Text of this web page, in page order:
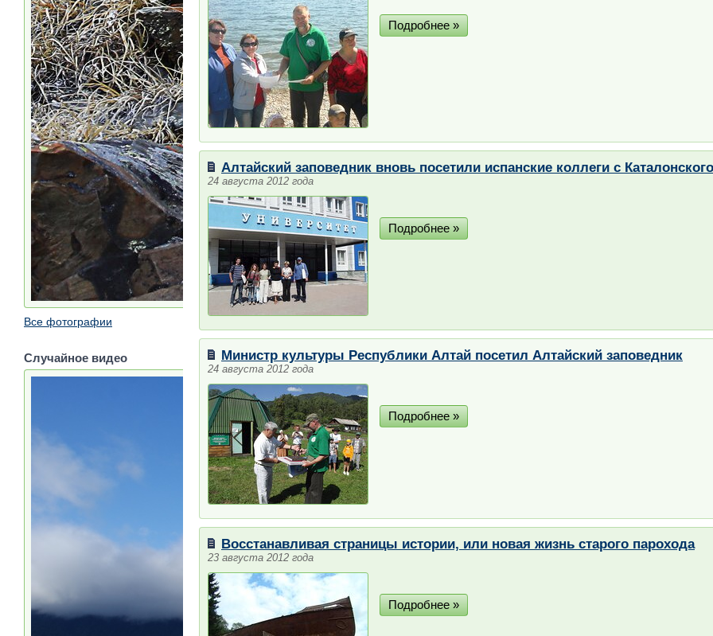
Подробнее »
Алтайский заповедник вновь посетили испанские коллеги с
24 августа 2012 года
Подробнее »
Министр культуры Республики Алтай посетил Алтайский заповедник
24 августа 2012 года
Подробнее »
Восстанавливая страницы истории, или новая жизнь старого парохода
23 августа 2012 года
Подробнее »
Все фотографии
Случайное видео